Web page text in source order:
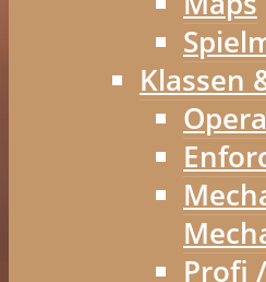
Klassen
Profi